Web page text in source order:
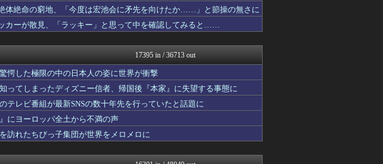
を性的接待していた...
がーるずレポート - ガー...
あじあニュースちゃんねる
審判への性接待がバレ...
フィルダースチョイス
子育てちゃんねる
ｗｗｗｗ
ｗｗｗ
わんこーる速報！
ツバメ速報＠ヤクルトスワロ...
カンダタ速報
韓国に抜かれるww
Zチャンネル＠VIP
mutyunのゲーム+αブ...
・・
まにゅそく 2chまとめニ...
竜速（りゅうそく）
体絶命の窮地、「今度は宏池会に矛先を向けたか……」と節操の無さに
カーが散見、「ラッキー」と思って中を確認してみると……
17395 in / 36713 out
愕した極限の中の日本人の姿に世界が衝撃
てしまったディズニー信者、帰国後『本家』に失望する事態に
レビ番組が最新SNSの数十年先を行っていたと話題に
にヨーロッパ全土から不満の声
訪れたちびっ子集団が世界をメロメロに